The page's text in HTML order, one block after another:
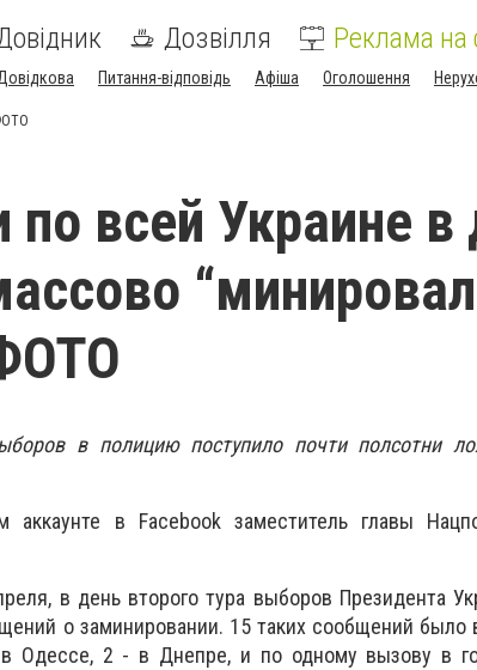
Дозвілля Реклама на
Питання-відповідь Афіша Оголошення
по всей Украине в
в полицию поступило почти полсотни
в Facebook заместитель главы
в день второго тура выборов Президента
о заминировании. 15 таких сообщений было
Одессе, 2 - в Днепре, и по одному вызову в